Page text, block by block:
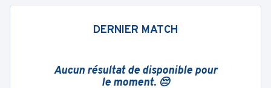
DERNIER MATCH
Aucun résultat de disponible pour
le moment. 😔